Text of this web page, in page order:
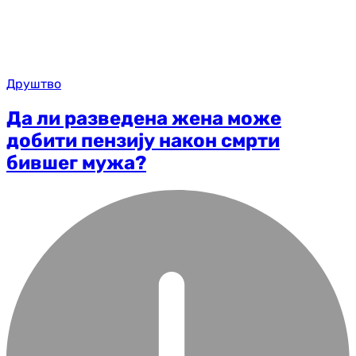
Друштво
Да ли разведена жена може
добити пензију након смрти
бившег мужа?